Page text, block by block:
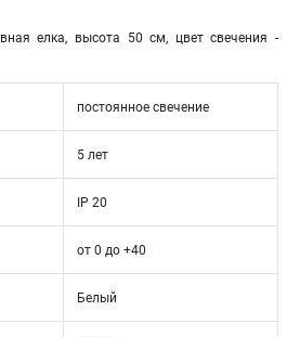
елка, высота 50 см, цвет свечения -
постоянное свечение
5 лет
IP 20
от 0 до +40
Белый